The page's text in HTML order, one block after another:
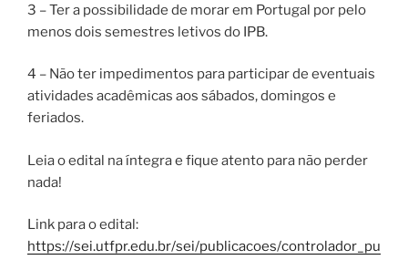
3 – Ter a possibilidade de morar em Portugal por pelo
menos dois semestres letivos do IPB.
4 – Não ter impedimentos para participar de eventuais
atividades acadêmicas aos sábados, domingos e
feriados.
Leia o edital na íntegra e fique atento para não perder
nada!
Link para o edital:
https://sei.utfpr.edu.br/sei/publicacoes/controlador_pu